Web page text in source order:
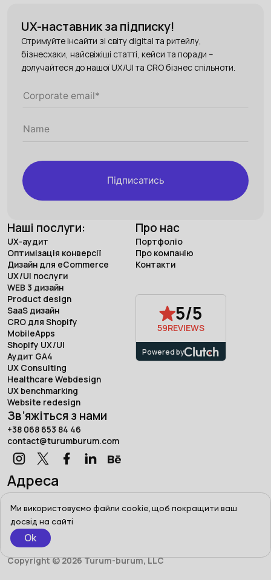
Ми використовуємо файли cookie, щоб покращити ваш
досвід на сайті
Ok
Наші послуги:
UX-аудит
Оптимізація конверсії
Дизайн для eCommerce
UX/UI послуги
WEB 3 дизайн
Product design
SaaS дизайн
CRO для Shopify
MobileApps
Shopify UX/UI
Аудит GA4
UX Consulting
Healthcare Webdesign
UX benchmarking
Website redesign
Про нас
Портфоліо
Про компанію
Контакти
5/5
59REVIEWS
Powered by
Зв’яжіться з нами
+38 068 653 84 46
contact@turumburum.com
Адреса
Турум-бурум, Україна, Харків,
вул. Сумська, 7/1
UX-наставник за підписку!
Отримуйте інсайти зі світу digital та ритейлу,
бізнесхаки, найсвіжіші статті, кейси та поради –
долучайтеся до нашої UX/UI та CRO бізнес спільноти.
Підписатись
Copyright © 2026 Turum-burum, LLC
Terms of use